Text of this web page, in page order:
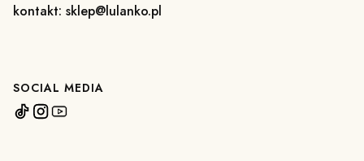
kontakt: sklep@lulanko.pl
SOCIAL MEDIA